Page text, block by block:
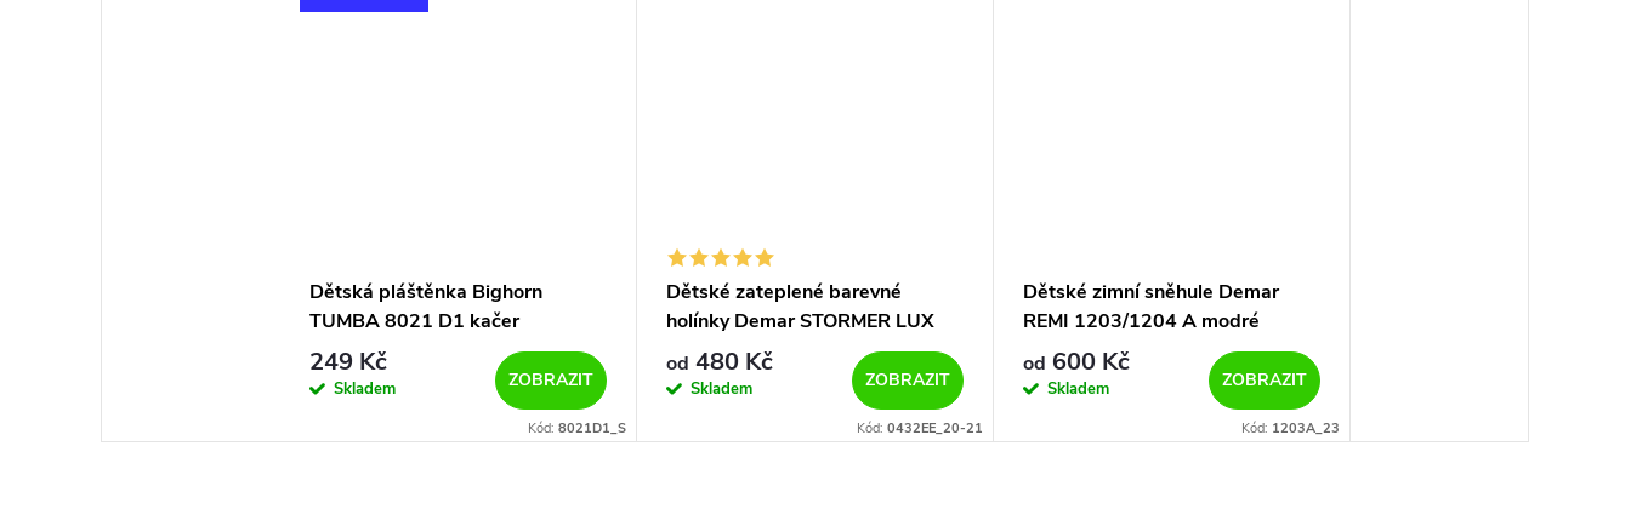
Dětská pláštěnka Bighorn
TUMBA 8021 D1 kačer
249 Kč
Skladem ZOBRAZIT
Kód: 8021D1_S
Dětské zateplené barevné
holínky Demar STORMER LUX
EXCLUSIVE 0432/0433 EE auta
od 480 Kč
Skladem ZOBRAZIT
Kód: 0432EE_20-21
Dětské zimní sněhule Demar
REMI 1203/1204 A modré
od 600 Kč
Skladem ZOBRAZIT
Kód: 1203A_23